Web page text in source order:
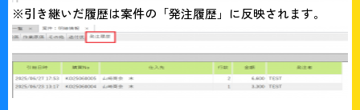
※引き継いだ履歴は案件の「発注履歴」に反映されます。